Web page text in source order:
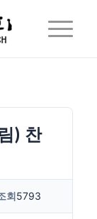
) 찬
회5793